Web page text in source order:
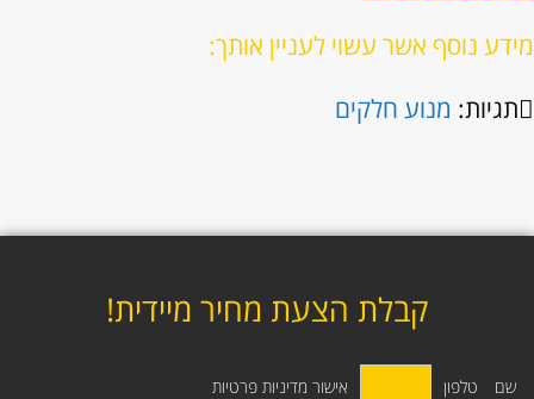
מידע נוסף אשר עשוי לעניין אותך:
תגיות: מנוע חלקים
קבלת הצעת מחיר מיידית!
שם טלפון אישור מדיניות פרטיות